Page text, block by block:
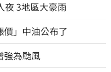
夜 3地區大豪雨
」中油公布了
強為颱風